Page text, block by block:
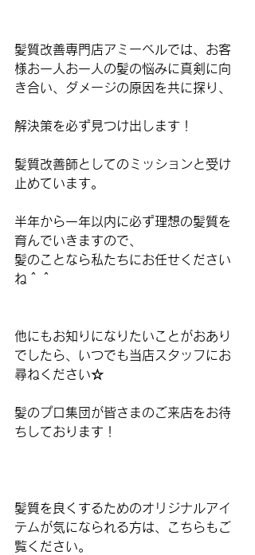
髪質改善専門店アミーベルでは、お客
様お一人お一人の髪の悩みに真剣に向
き合い、ダメージの原因を共に探り、
解決策を必ず見つけ出します！
髪質改善師としてのミッションと受け
止めています。
半年から一年以内に必ず理想の髪質を
育んでいきますので、
髪のことなら私たちにお任せください
ね＾＾
他にもお知りになりたいことがおあり
でしたら、いつでも当店スタッフにお
尋ねください☆
髪のプロ集団が皆さまのご来店をお待
ちしております！
髪質を良くするためのオリジナルアイ
テムが気になられる方は、こちらもご
覧ください。